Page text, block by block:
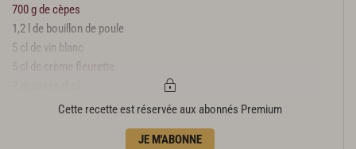
700 g de cèpes
1,2 l de bouillon de poule
5 cl de vin blanc
5 cl de crème fleurette
100 g de beurreCette recette est réservée aux abonnés Premium
JE M'ABONNE